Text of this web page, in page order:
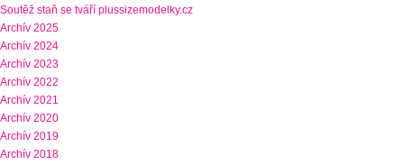
Soutěž staň se tváří plussizemodelky.cz
Archív 2025
Archív 2024
Archív 2023
Archív 2022
Archív 2021
Archív 2020
Archív 2019
Archív 2018